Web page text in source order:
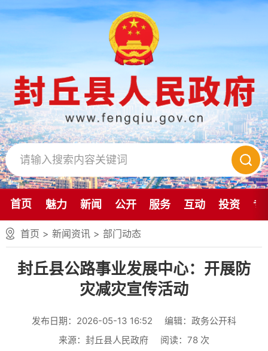
首页 魅力 新闻 公开 服务 互动 投资 专
首页 > 新闻资讯 > 部门动态
封丘县公路事业发展中心：开展防
灾减灾宣传活动
发布日期：2026-05-13 16:52
编辑：政务公开科
来源：封丘县人民政府
阅读： 78 次